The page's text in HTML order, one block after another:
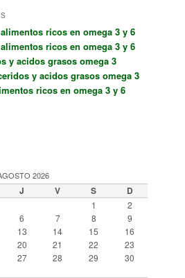
ricos en omega 3 y 6
ricos en omega 3 y 6
y acidos grasos omega 3
y acidos grasos omega 3
ricos en omega 3 y 6
2026
J V S D
1
2
6 7 8
9
13 14 15
16
20 21 22
23
27 28 29
30